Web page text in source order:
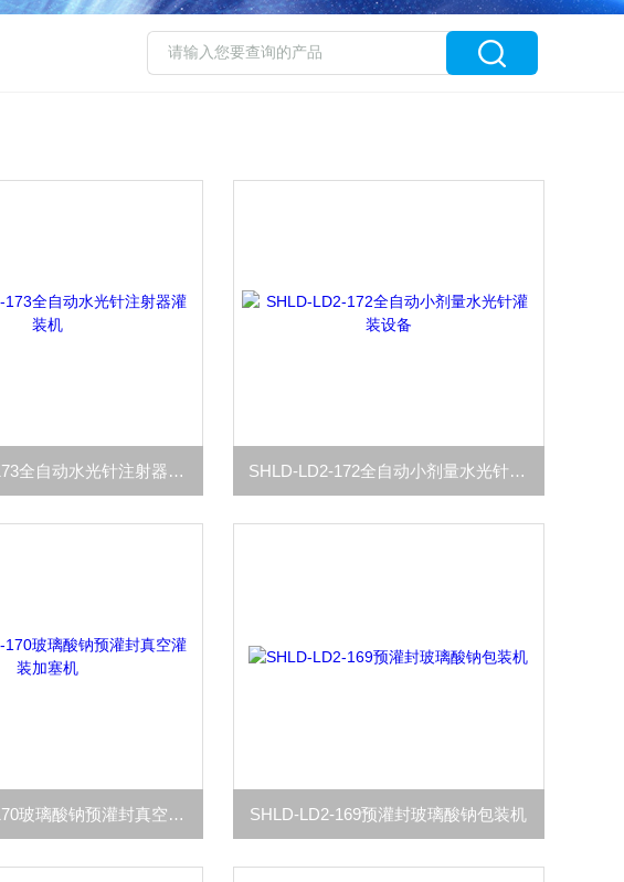
SHLD-LD2-173全自动水光针注射器灌装机 SHLD-LD2-172全自动小剂量水光针灌装设备
SHLD-LD2-170玻璃酸钠预灌封真空灌装加塞机 SHLD-LD2-169预灌封玻璃酸钠包装机